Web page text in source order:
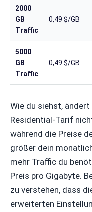
2000
GB
Traffic
0,49 $/GB
5000
GB
Traffic
0,49 $/GB
Wie du siehst,
Residential-Tarif
während die Preise
größer dein
mehr Traffic du
Preis pro Gigabyte.
zu verstehen, dass
erweiterten